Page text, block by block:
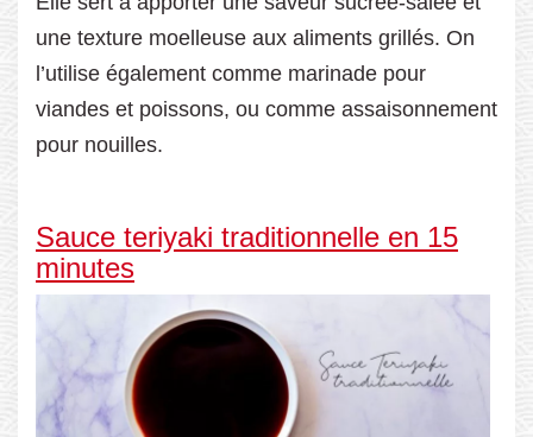
une texture moelleuse aux aliments grillés. On
l’utilise également comme marinade pour
viandes et poissons, ou comme assaisonnement
pour nouilles.
Sauce teriyaki traditionnelle en 15
minutes